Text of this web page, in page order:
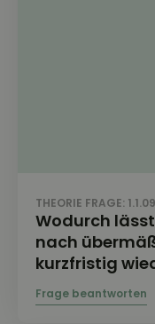
THEORIE FRAGE:
Wodurch
nach
kurzfristig